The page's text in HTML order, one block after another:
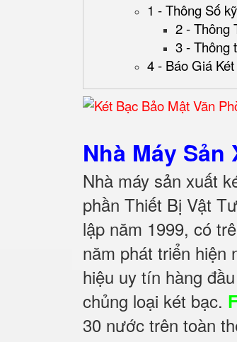
1 - Thông Số
2 - Thông
3 - Thông
4 - Báo Giá
Nhà Máy Sản
Nhà máy sản xuất
phần Thiết Bị Vật
lập năm 1999, có
năm phát triển hiện
hiệu uy tín hàng
chủng loại két bạc.
30 nước trên toàn